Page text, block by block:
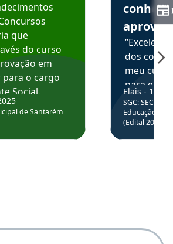
que
do curso
em
o cargo
Social.
na
Santarém.
de Santarém
aprova
dos
meu
para
colocar
através
de
Elais - 15/
SGC: SEC BA
Educação
(Edital